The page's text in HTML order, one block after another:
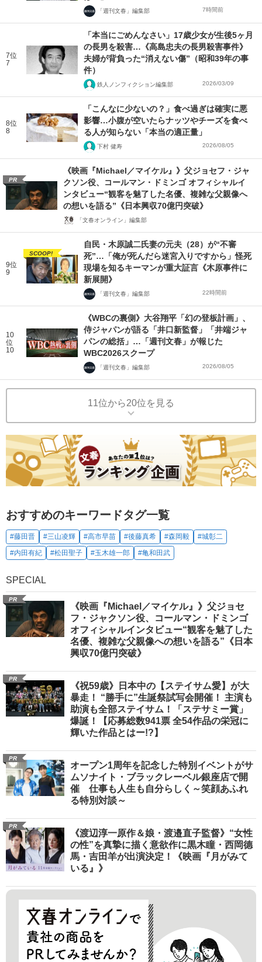
「週刊文春」編集部 7時間前
7位
7
「本当にごめんなさい」17歳少女が生後5ヶ月
の長男を殺害…《高島忠夫の長男殺害事件》
夫婦が背負った“消えない傷”（昭和39年の事
件）
鉄人ノンフィクション編集部 2026/03/09
8位
8
「こんなに少ないの？」食べ過ぎは確実に悪
影響…小腹が空いたらナッツやチーズを食べ
る人が知らない「本当の適正量」
下村 健寿 2026/08/05
PR
《映画『Michael／マイケル』》父ジョセフ・ジャ
クソン役、コールマン・ドミンゴ オフィシャルイ
ンタビュー“観客を魅了した名優、複雑な父親像へ
の想いを語る”《日本興収70億円突破》
「文春オンライン」編集部
9位
9
SCOOP!
自民・木原誠二氏妻の元夫（28）が“不審
死”…「俺が死んだら迷宮入りですから」怪死
現場を知るキーマンが重大証言《木原事件に
新展開》
「週刊文春」編集部 22時間前
10
位
10
《WBCの裏側》大谷翔平「幻の登板計画」、
侍ジャパンが語る「井口新監督」「井端ジャ
パンの総括」…「週刊文春」が報じた
WBC2026スクープ
「週刊文春」編集部 2026/08/05
11位から20位を見る
おすすめのキーワードタグ一覧
#藤田晋 #三山凌輝 #高市早苗 #後藤真希 #森岡毅
#城彰二
#内田有紀
#松田聖子 #玉木雄一郎 #亀和田武
SPECIAL
PR
《映画『Michael／マイケル』》父ジョセ
フ・ジャクソン役、コールマン・ドミンゴ
オフィシャルインタビュー“観客を魅了した
名優、複雑な父親像への想いを語る”《日本
興収70億円突破》
PR
《祝59歳》日本中の【ステイサム愛】が大
暴走！ “勝手に”生誕祭試写会開催！ 主演も
助演も全部ステイサム！「ステサミー賞」
爆誕！【応募総数941票 全54作品の栄冠に
輝いた作品とはー!?】
PR
オープン1周年を記念した特別イベントがサ
ムソナイト・ブラックレーベル銀座店で開
催 仕事も人生も自分らしく～笑顔あふれ
る特別対談～
PR
《渡辺淳一原作＆娘・渡邉直子監督》“女性
の性”を真摯に描く意欲作に黒木瞳・西岡德
馬・吉田羊が出演決定！《映画『月がみて
いる』》